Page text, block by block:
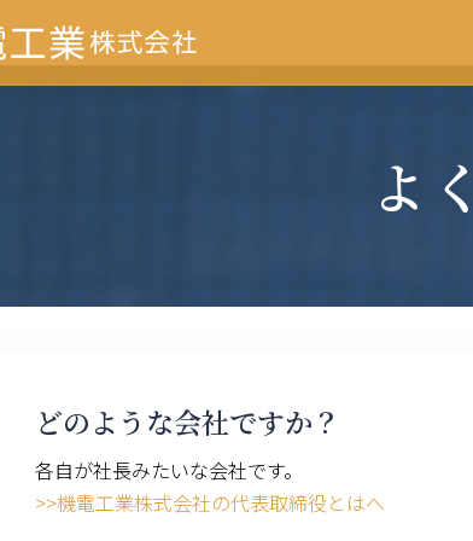
よ
どのような会社ですか？
各自が社長みたいな会社です。
>>機電工業株式会社の代表取締役とはへ